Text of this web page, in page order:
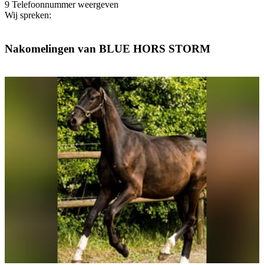
9 Telefoonnummer weergeven
Wij spreken:
Nakomelingen van BLUE HORS STORM